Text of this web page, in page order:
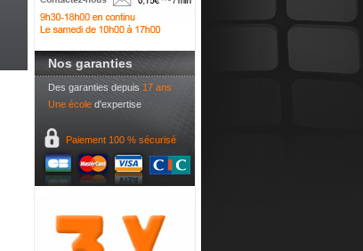
Nos garanties
Des garanties depuis 17 ans
Une école d'expertise
Paiement 100 % sécurisé